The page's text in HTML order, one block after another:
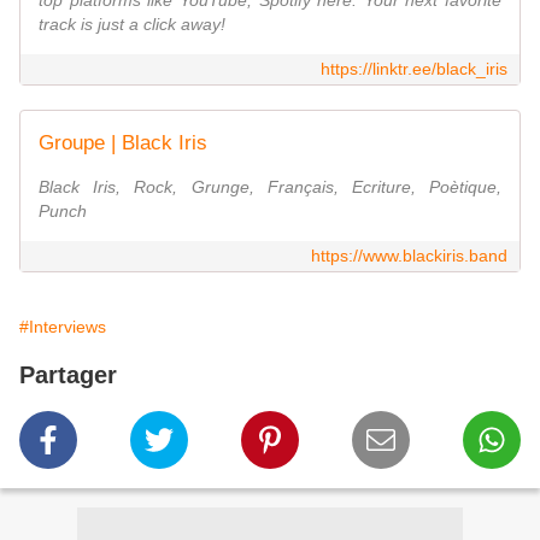
track is just a click away!
https://linktr.ee/black_iris
Groupe | Black Iris
Black Iris, Rock, Grunge, Français, Ecriture, Poètique,
Punch
https://www.blackiris.band
#Interviews
Partager